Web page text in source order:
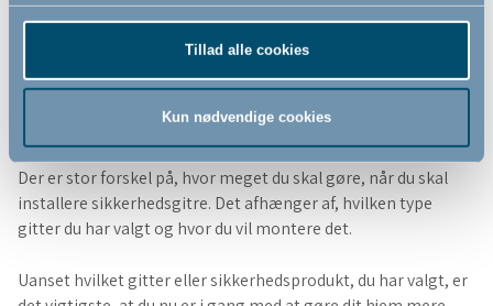
Tillad alle cookies
Kun nødvendige cookies
Korrekt montering er vigtigt for
Der er stor forskel på, hvor meget du skal gøre, når du skal
installere sikkerhedsgitre. Det afhænger af, hvilken type
gitter du har valgt og hvor du vil montere det.
Uanset hvilket gitter eller sikkerhedsprodukt, du har valgt, er